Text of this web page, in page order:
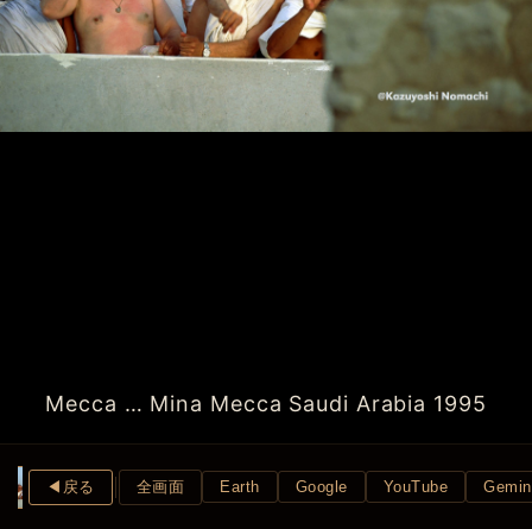
Mecca … Mina Mecca Saudi Arabia 1995
◀︎戻る 全画面 Earth Google YouTube